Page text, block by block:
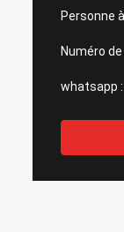
Personne
Numéro
whatsapp :